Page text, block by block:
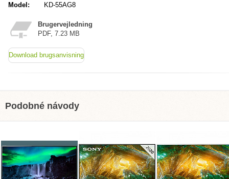
Model:
KD-55AG8
Brugervejledning
PDF, 7.23 MB
Download brugsanvisning
Podobné návody